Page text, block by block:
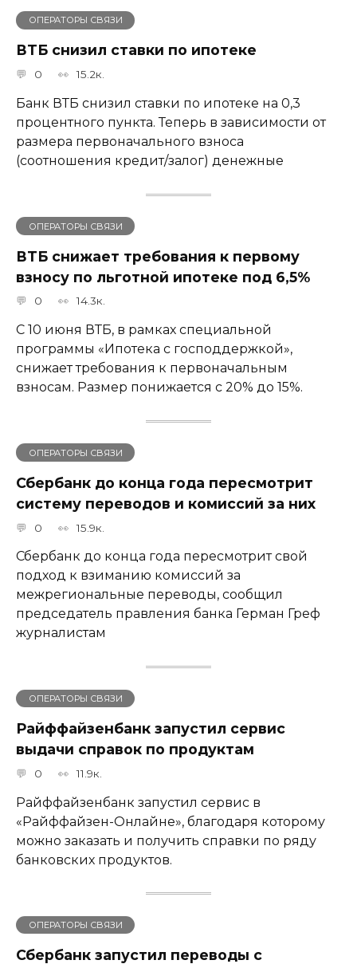
ОПЕРАТОРЫ СВЯЗИ
ВТБ снизил ставки по ипотеке
0 15.2к.
Банк ВТБ снизил ставки по ипотеке на 0,3
процентного пункта. Теперь в зависимости от
размера первоначального взноса
(соотношения кредит/залог) денежные
ОПЕРАТОРЫ СВЯЗИ
ВТБ снижает требования к первому
взносу по льготной ипотеке под 6,5%
0 14.3к.
С 10 июня ВТБ, в рамках специальной
программы «Ипотека с господдержкой»,
снижает требования к первоначальным
взносам. Размер понижается с 20% до 15%.
ОПЕРАТОРЫ СВЯЗИ
Сбербанк​ до конца года пересмотрит
систему переводов и комиссий за них
0 15.9к.
Сбербанк до конца года пересмотрит свой
подход к взиманию комиссий за
межрегиональные переводы, сообщил
председатель правления банка Герман Греф
журналистам
ОПЕРАТОРЫ СВЯЗИ
Райффайзенбанк запустил сервис
выдачи справок по продуктам
0 11.9к.
Райффайзенбанк запустил сервис в
«Райффайзен-Онлайне», благодаря которому
можно заказать и получить справки по ряду
банковских продуктов.
ОПЕРАТОРЫ СВЯЗИ
Сбербанк запустил переводы с